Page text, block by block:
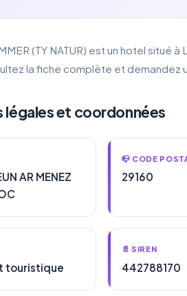
(TY NATUR) est un hotel
la fiche complète et demandez
légales et coordonnées
AR MENEZ
📪 CODE
29160
touristique
📄 SIREN
442788170